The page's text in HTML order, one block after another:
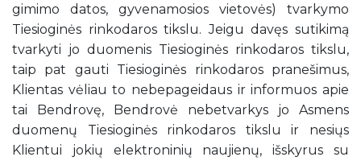
gimimo datos, gyvenamosios vietovės) tvarkymo
Tiesioginės rinkodaros tikslu. Jeigu davęs sutikimą
tvarkyti jo duomenis Tiesioginės rinkodaros tikslu,
taip pat gauti Tiesioginės rinkodaros pranešimus,
Klientas vėliau to nebepageidaus ir informuos apie
tai Bendrovę, Bendrovė nebetvarkys jo Asmens
duomenų Tiesioginės rinkodaros tikslu ir nesiųs
Klientui jokių elektroninių naujienų, išskyrus su